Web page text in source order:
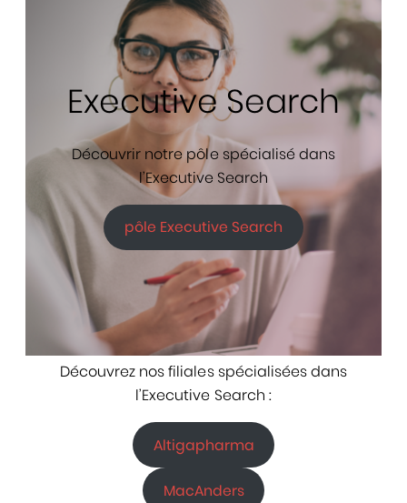
Executive Search
Découvrir notre pôle spécialisé dans
l’Executive Search
pôle Executive Search
Découvrez nos filiales spécialisées dans
l’Executive Search :
Altigapharma
MacAnders